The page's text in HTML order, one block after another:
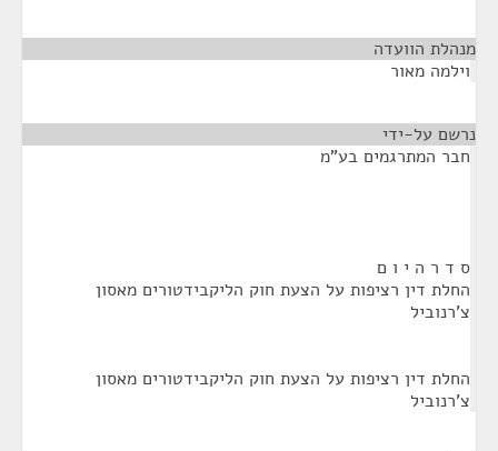
מנהלת הוועדה
וילמה מאור
נרשם על-ידי
חבר המתרגמים בע"מ
ס ד ר ה י ו ם
החלת דין רציפות על הצעת חוק הליקבידטורים מאסון
צ'רנוביל
החלת דין רציפות על הצעת חוק הליקבידטורים מאסון
צ'רנוביל